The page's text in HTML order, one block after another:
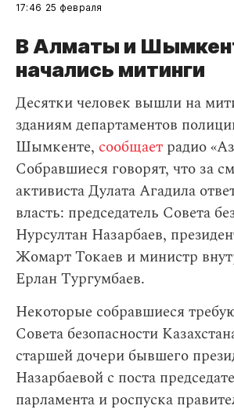
17:46 25 февраля
В Алматы и
начались митинги
Десятки человек вышли на
зданиям департаментов
Шымкенте, сообщает радио
Собравшиеся говорят, что за
активиста Дулата Агадила
власть: председатель Совета
Нурсултан Назарбаев,
Жомарт Токаев и министр
Ерлан Тургумбаев.
Некоторые собравшиеся
Совета безопасности
старшей дочери бывшего
Назарбаевой с поста
парламента и роспуска